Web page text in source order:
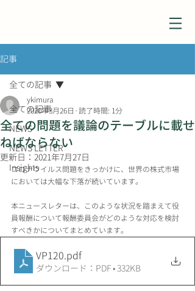
記事
全ての記事
NEWS
NEWS LETTER
Insights
全ての記事
全ての問題を議論のテーブルに載せ
ねばならない
ykimura
2020年3月26日 読了時間: 1分
更新日： 2021年7月27日
コロナウイルス問題をきっかけに、世界の株式市場
においては大幅な下落が続いています。
本ニュースレターは、このような状況を踏まえて役
員報酬について報酬委員会がどのような対応を検討
すべきかについてまとめています。
VP120.pdf
ダウンロード：PDF • 332KB